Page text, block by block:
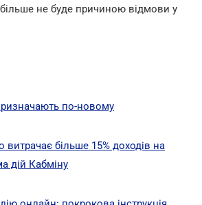
не буде причиною відмови у
по-новому
витрачає більше 15% доходів на
дій Кабміну